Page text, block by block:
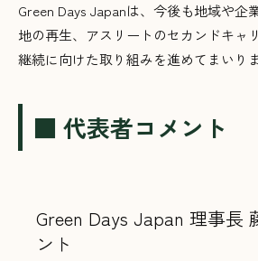
Green Days Japanは、今後も地域や企
地の再生、アスリートのセカンドキャ
継続に向けた取り組みを進めてまいりま
■ 代表者コメント
Green Days Japan 理事長
ント